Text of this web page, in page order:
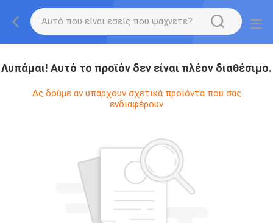
Λυπάμαι! Αυτό το προϊόν δεν είναι πλέον διαθέσιμο.
Ας δούμε αν υπάρχουν σχετικά προϊόντα που σας
ενδιαφέρουν